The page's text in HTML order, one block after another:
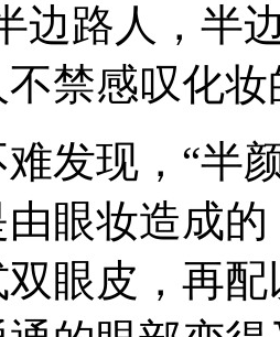
边路人，半
禁感叹化
发现，“半
眼妆造成
眼皮，再